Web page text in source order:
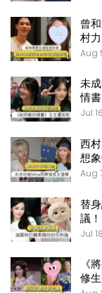
曾
村
Aug
未
情
Jul
西
想
Aug
替
議！
Jul
《
修